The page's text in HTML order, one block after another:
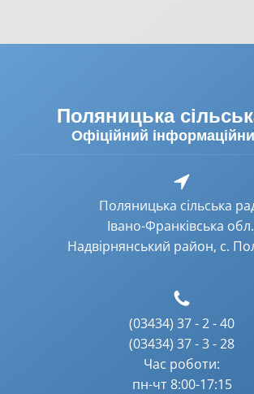
Поляницька
Офіційний
Поляницька сільська
Івано-Франківська
Надвірнянський район, с.
(03434) 37 - 2 - 40
(03434) 37 - 3 - 28
Час роботи:
пн-чт 8:00-17:15